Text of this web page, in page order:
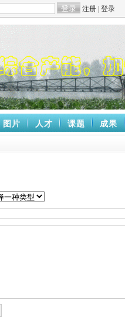
注册 登录
图片 人才 课题 成果